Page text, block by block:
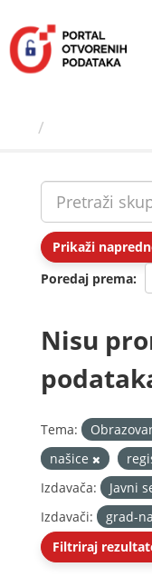
sadržaj
Prikaži
Poredaj prema
Nisu
Tema:
našice
Izdavača:
Javni
Izdavači:
grad-
Filtriraj